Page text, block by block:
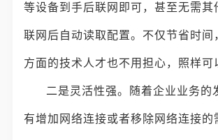
等设备到手后联网即可，甚至无需其
联网后自动读取配置。不仅节省时间
方面的技术人才也不用担心，照样可
二是灵活性强。随着企业业务的
有增加网络连接或者移除网络连接的